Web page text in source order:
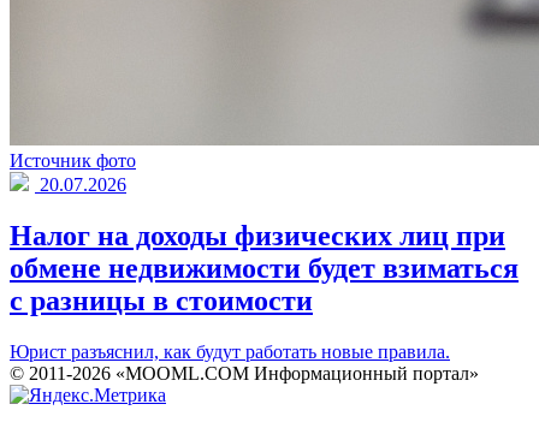
Источник фото
20.07.2026
Налог на доходы физических лиц при
обмене недвижимости будет взиматься
с разницы в стоимости
Юрист разъяснил, как будут работать новые правила.
© 2011-2026 «MOOML.COM Информационный портал»